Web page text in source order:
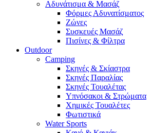
Αδυνάτισμα & Μασάζ
Φόρμες Αδυνατίσματος
Ζώνες
Συσκευές Μασάζ
Πισίνες & Φίλτρα
Outdoor
Camping
Σκηνές & Σκίαστρα
Σκηνές Παραλίας
Σκηνές Τουαλέτας
Υπνόσακοι & Στρώματα
Χημικές Τουαλέτες
Φωτιστικά
Water Sports